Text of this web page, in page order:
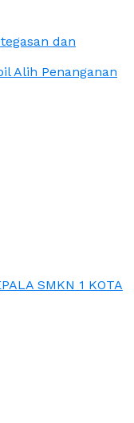
dan
Alih Penanganan
SMKN 1 KOTA